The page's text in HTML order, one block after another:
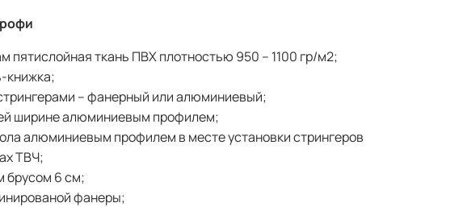
пятислойная ткань ПВХ плотностью 950 – 1100 гр/м2;
книжка;
– фанерный или алюминиевый;
ширине алюминиевым профилем;
алюминиевым профилем в месте установки стрингеров
ТВЧ;
брусом 6 см;
фанеры;